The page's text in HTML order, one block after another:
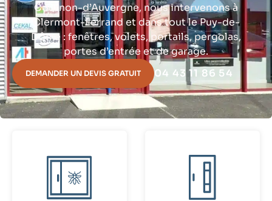
Cournon-d’Auvergne, nous intervenons à
Clermont-Ferrand et dans tout le Puy-de-
Dôme : fenêtres, volets, portails, pergolas,
portes d’entrée et de garage.
DEMANDER UN DEVIS GRATUIT 04 43 11 86 54